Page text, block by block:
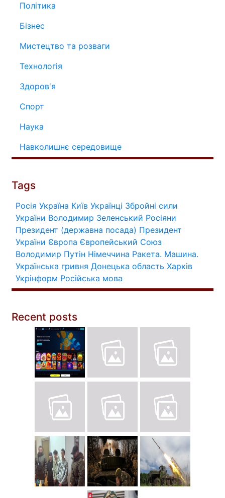
Політика
Бізнес
Мистецтво та розваги
Технологія
Здоров'я
Спорт
Наука
Навколишнє середовище
Tags
Росія Україна Київ Українці Збройні сили
України Володимир Зеленський Росіяни
Президент (державна посада) Президент
України Європа Європейський Союз
Володимир Путін Німеччина Ракета. Машина.
Українська гривня Донецька область Харків
Укрінформ Російська мова
Recent posts